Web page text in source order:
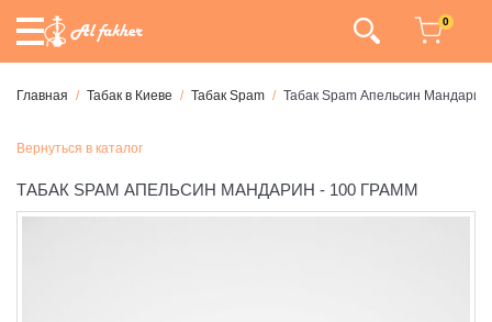
0
Главная Табак в Киеве Табак Spam Табак Spam Апельсин Мандарин
Вернуться в каталог
ТАБАК SPAM АПЕЛЬСИН МАНДАРИН - 100 ГРАММ